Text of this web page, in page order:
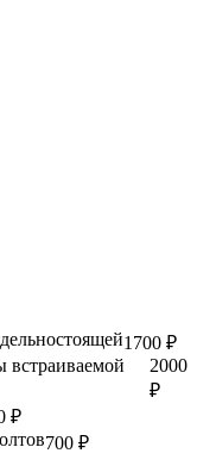
1700 ₽
2000
₽
₽
700 ₽